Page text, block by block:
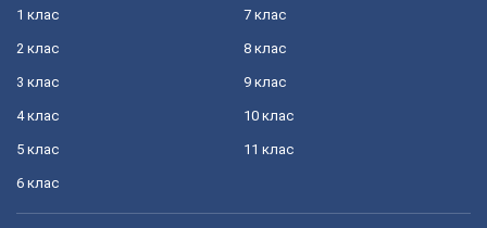
1 клас
2 клас
3 клас
4 клас
5 клас
6 клас
7 клас
8 клас
9 клас
10 клас
11 клас